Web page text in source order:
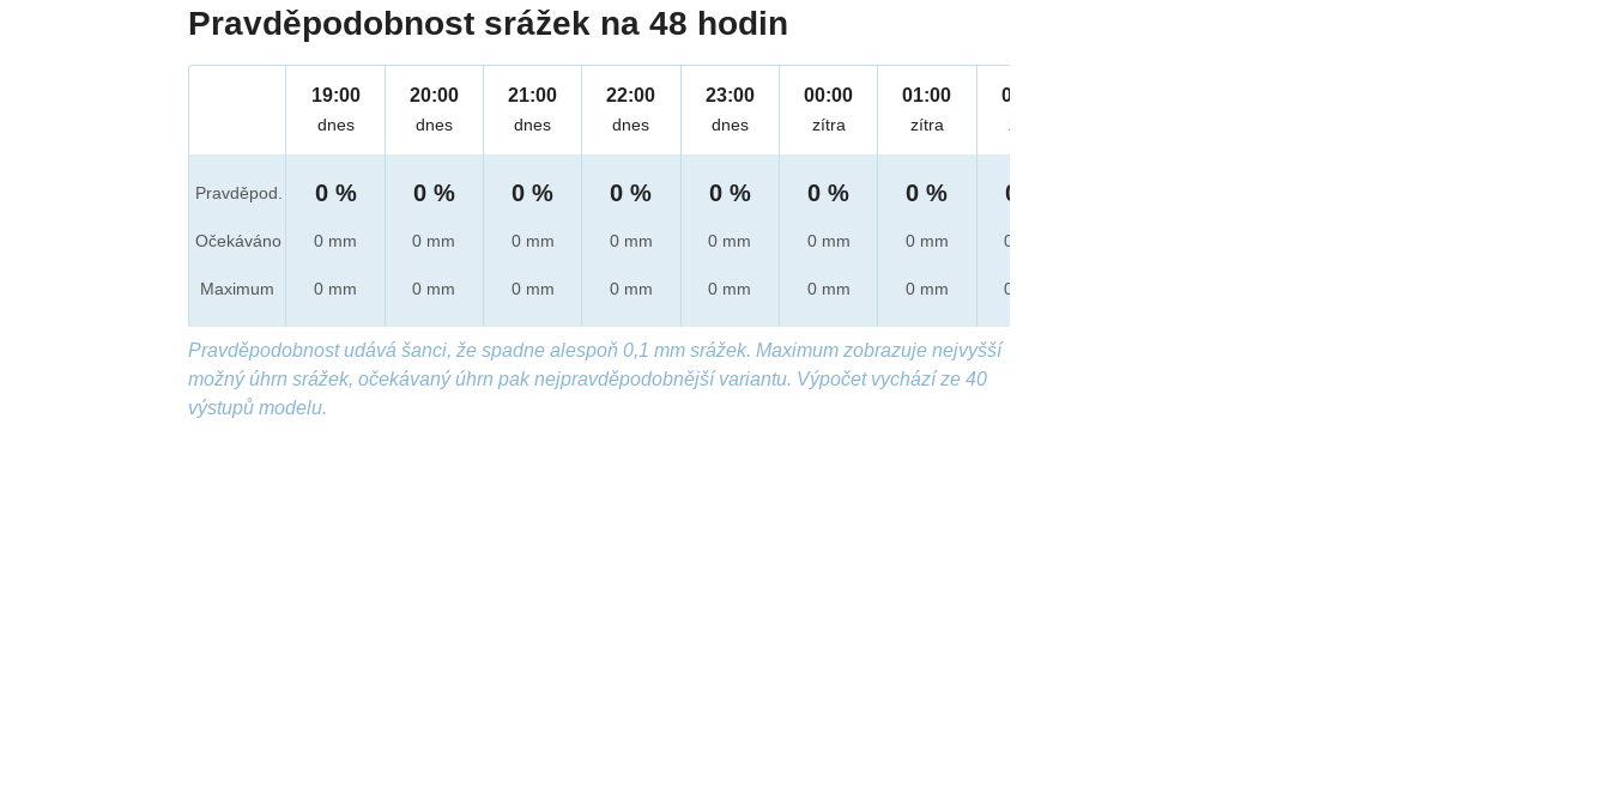
Pravděpodobnost srážek na 48 hodin
Pravděpod.
Očekáváno
Maximum
19:00
dnes
0 %
0 mm
0 mm
20:00
dnes
0 %
0 mm
0 mm
21:00
dnes
0 %
0 mm
0 mm
22:00
dnes
0 %
0 mm
0 mm
23:00
dnes
0 %
0 mm
0 mm
00:00
zítra
0 %
0 mm
0 mm
01:00
zítra
0 %
0 mm
0 mm
02:00
zítra
0 %
0 mm
0 mm
Pravděpodobnost udává šanci, že spadne alespoň 0,1 mm srážek. Maximum zobrazuje nejvyšší
možný úhrn srážek, očekávaný úhrn pak nejpravděpodobnější variantu. Výpočet vychází ze 40
výstupů modelu.